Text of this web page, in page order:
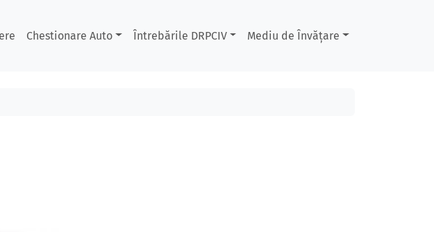
Chestionare Auto Întrebările DRPCIV Mediu de Învățare